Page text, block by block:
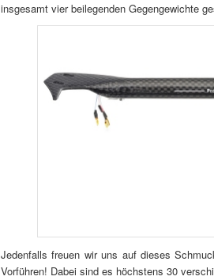
insgesamt vier beilegenden Gegengewichte
Jedenfalls freuen wir uns auf dieses
Vorführen! Dabei sind es höchstens 30